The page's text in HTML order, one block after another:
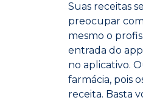
Suas receitas
preocupar
mesmo o
entrada do
no aplicativo.
farmácia, pois
receita. Basta